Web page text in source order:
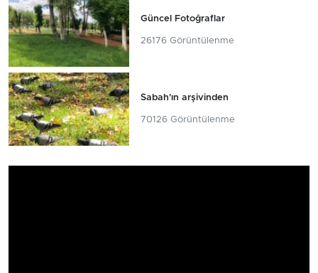
Güncel Fotoğraflar
26176 Görüntülenme
Sabah'ın arşivinden
70126 Görüntülenme